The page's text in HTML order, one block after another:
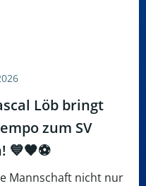
Löb bringt
zum SV
💙🖤⚽
Mannschaft nicht nur